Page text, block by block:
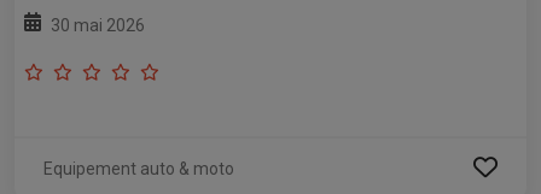
30 mai 2026
Equipement auto & moto